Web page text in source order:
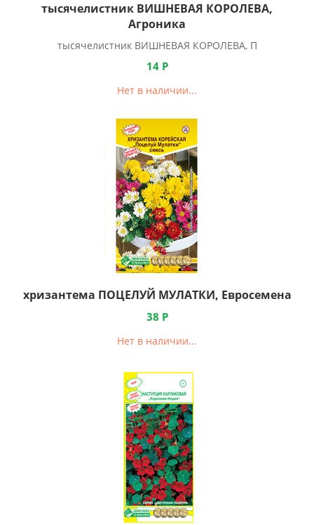
тысячелистник ВИШНЕВАЯ КОРОЛЕВА,
Агроника
тысячелистник ВИШНЕВАЯ КОРОЛЕВА, П
14 Р
Нет в наличии...
хризантема ПОЦЕЛУЙ МУЛАТКИ, Евросемена
38 Р
Нет в наличии...